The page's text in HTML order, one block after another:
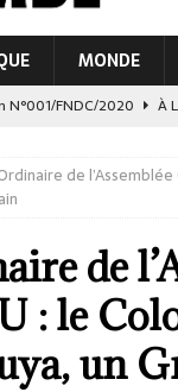
MONDE
N°001/FNDC/2020
À
de l’Assemblée
de
: le
un